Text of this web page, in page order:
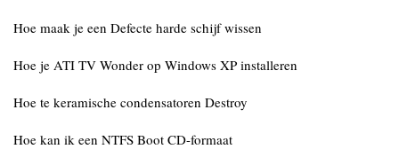
Hoe maak je een Defecte harde schijf wissen
Hoe je ATI TV Wonder op Windows XP installeren
Hoe te keramische condensatoren Destroy
Hoe kan ik een NTFS Boot CD-formaat